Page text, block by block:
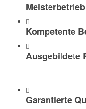
Kompetente
Ausgebildete
Garantierte